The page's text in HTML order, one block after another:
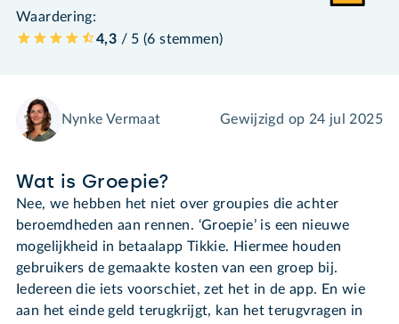
Waardering:
4,3 / 5 (6 stemmen)
Nynke Vermaat Gewijzigd op 24 jul 2025
Wat is Groepie?
Nee, we hebben het niet over groupies die achter
beroemdheden aan rennen. ‘Groepie’ is een nieuwe
mogelijkheid in betaalapp Tikkie. Hiermee houden
gebruikers de gemaakte kosten van een groep bij.
Iedereen die iets voorschiet, zet het in de app. En wie
aan het einde geld terugkrijgt, kan het terugvragen in